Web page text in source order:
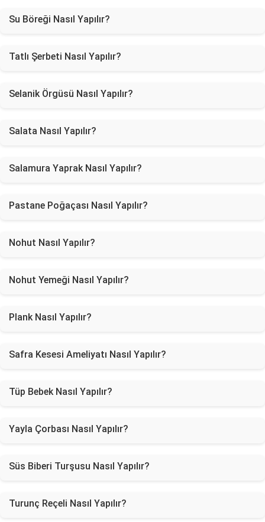
Su Böreği Nasıl Yapılır?
Tatlı Şerbeti Nasıl Yapılır?
Selanik Örgüsü Nasıl Yapılır?
Salata Nasıl Yapılır?
Salamura Yaprak Nasıl Yapılır?
Pastane Poğaçası Nasıl Yapılır?
Nohut Nasıl Yapılır?
Nohut Yemeği Nasıl Yapılır?
Plank Nasıl Yapılır?
Safra Kesesi Ameliyatı Nasıl Yapılır?
Tüp Bebek Nasıl Yapılır?
Yayla Çorbası Nasıl Yapılır?
Süs Biberi Turşusu Nasıl Yapılır?
Turunç Reçeli Nasıl Yapılır?